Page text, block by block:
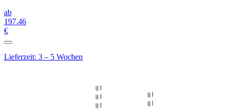
ab
197.46
€
Lieferzeit: 3 – 5 Wochen